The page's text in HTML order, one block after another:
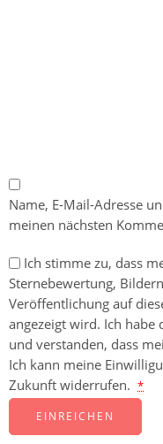
Name, E-Mail-Adresse
meinen nächsten
Ich stimme zu, dass
Sternebewertung,
Veröffentlichung auf
angezeigt wird. Ich habe
und verstanden, dass
Ich kann meine
Zukunft widerrufen. *